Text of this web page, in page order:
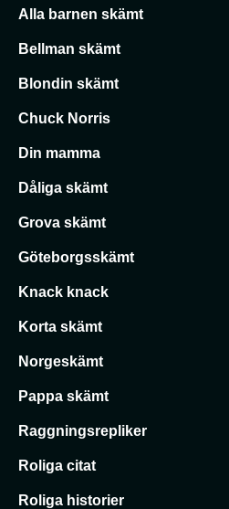
Alla barnen skämt
Bellman skämt
Blondin skämt
Chuck Norris
Din mamma
Dåliga skämt
Grova skämt
Göteborgsskämt
Knack knack
Korta skämt
Norgeskämt
Pappa skämt
Raggningsrepliker
Roliga citat
Roliga historier